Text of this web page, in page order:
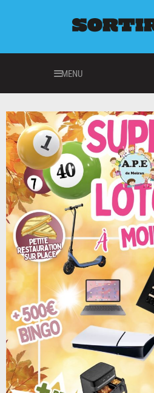
MENU